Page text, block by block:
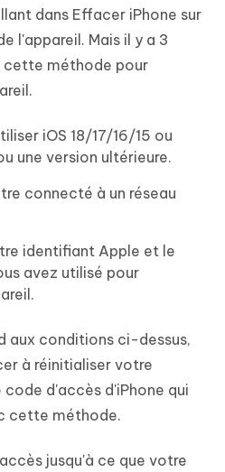
dans Effacer iPhone sur
l'appareil. Mais il y a 3
cette méthode pour
iOS 18/17/16/15 ou
une version ultérieure.
connecté à un réseau
identifiant Apple et le
avez utilisé pour
aux conditions ci-dessus,
à réinitialiser votre
d'accès d'iPhone qui
cette méthode.
jusqu'à ce que votre